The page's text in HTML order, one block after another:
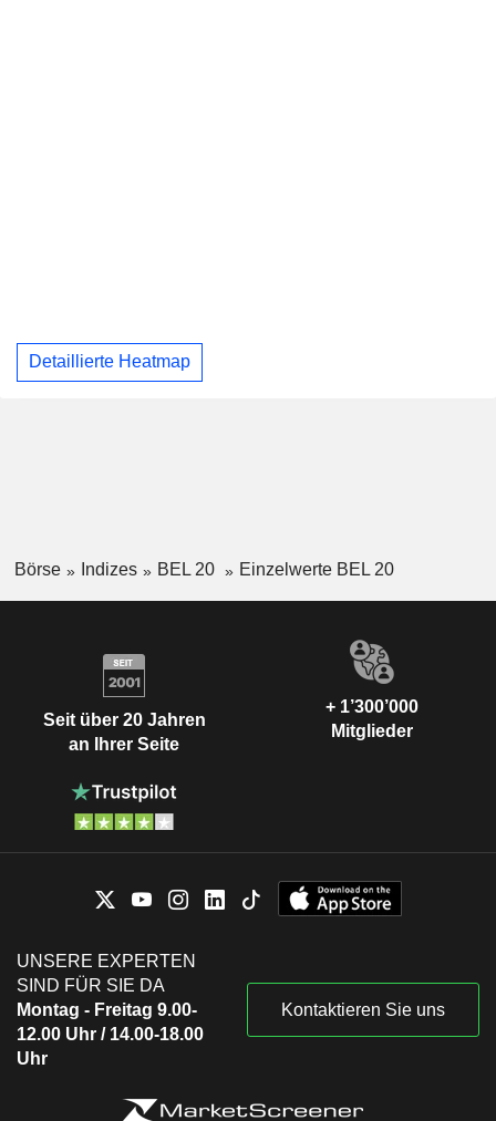
Detaillierte Heatmap
Börse Indizes BEL 20 Einzelwerte BEL 20
Seit über 20 Jahren
an Ihrer Seite
+ 1’300’000
Mitglieder
UNSERE EXPERTEN
SIND FÜR SIE DA
Montag - Freitag 9.00-
12.00 Uhr / 14.00-18.00
Uhr
Kontaktieren Sie uns